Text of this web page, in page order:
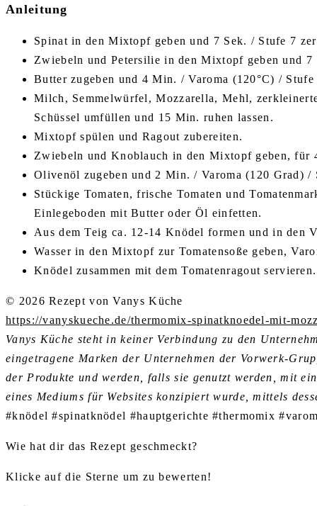
Anleitung
Spinat in den Mixtopf geben und 7 Sek. / Stufe 7
Zwiebeln und Petersilie in den Mixtopf geben und
Butter zugeben und 4 Min. / Varoma (120°C) / Stufe
Milch, Semmelwürfel, Mozzarella, Mehl,
Schüssel umfüllen und 15 Min. ruhen lassen.
Mixtopf spülen und Ragout zubereiten.
Zwiebeln und Knoblauch in den Mixtopf geben, für
Olivenöl zugeben und 2 Min. / Varoma (120 Grad) /
Stückige Tomaten, frische Tomaten und
Einlegeboden mit Butter oder Öl einfetten.
Aus dem Teig ca. 12-14 Knödel formen und in den
Wasser in den Mixtopf zur Tomatensoße geben,
Knödel zusammen mit dem Tomatenragout servieren.
© 2026 Rezept von Vanys Küche
https://vanyskueche.de/thermomix-spinatknoedel-mit-
Vanys Küche steht in keiner Verbindung zu den
eingetragene Marken der Unternehmen der Vorwerk-
der Produkte und werden, falls sie genutzt werden, mit
eines Mediums für Websites konzipiert wurde, mittels
#knödel #spinatknödel #hauptgerichte #thermomix
Wie hat dir das Rezept geschmeckt?
Klicke auf die Sterne um zu bewerten!